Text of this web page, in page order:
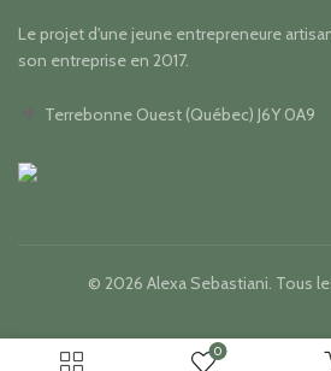
Le projet d'une jeune entrepreneure
son entreprise en 2017.
Terrebonne Ouest (Québec) J6Y 0A9
© 2026 Alexa Sebastiani. Tous
0